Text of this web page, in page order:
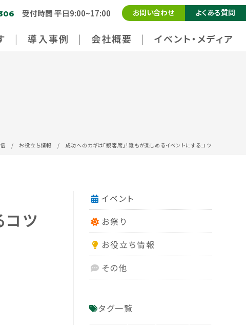
導入事例 会社概要 イベント・メディア
受付時間 平日9:00~17:00 お問い合わせ よくある質問
/ お役立ち情報 / 成功へのカギは「観客席」！誰もが楽しめるイベントにするコツ
コツ
イベント
お祭り
お役立ち情報
その他
タグ一覧